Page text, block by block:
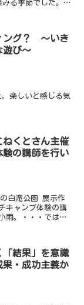
る季節でした。
ング？ ～いき
遊び～
楽しいと感じる気
ねくとさん主催
験の講師を行い
白滝公園 展示作
キャンプ体験の講
雨。・・・ではな
「結果」を意識
・成功主義か